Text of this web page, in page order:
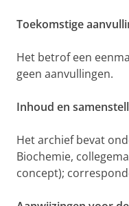
Toekomstige
Het betrof een
geen aanvullingen.
Inhoud en
Het archief bevat
Biochemie,
concept);